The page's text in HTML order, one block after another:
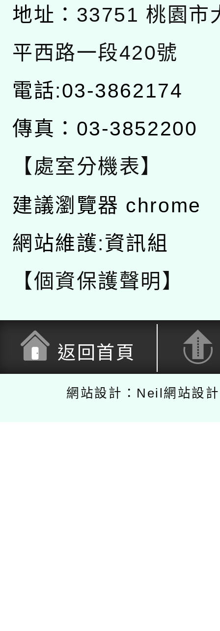
地址： 33751 桃園市
平西路一段420號
電話:03-3862174
傳真：03-3852200
【處室分機表】
建議瀏覽器 chrome
網站維護:資訊組
【個資保護聲明】
返回首頁
網站設計：Neil網站設